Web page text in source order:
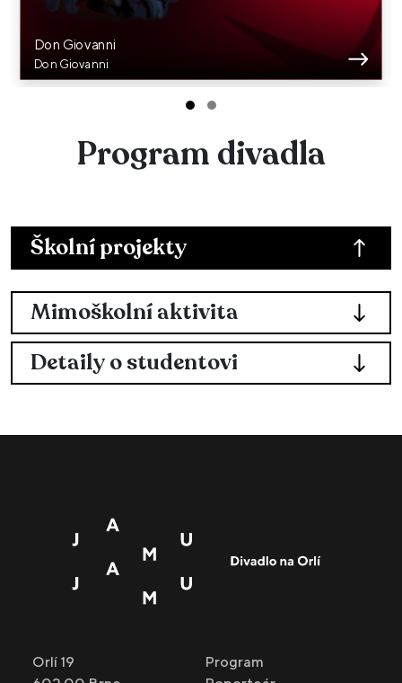
Školní projekty
Mimoškolní aktivita
Detaily o studentovi
Don Giovanni
Don Giovanni
Program divadla
Orlí 19
Program